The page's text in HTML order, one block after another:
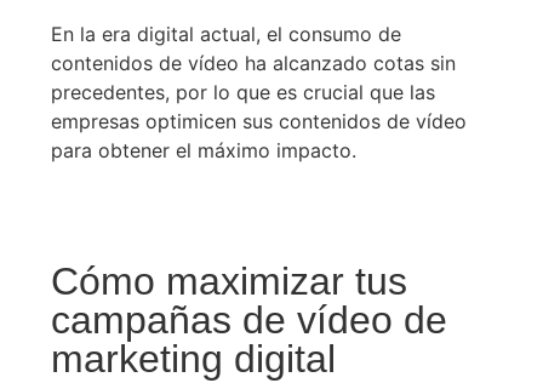
En la era digital actual, el consumo de
contenidos de vídeo ha alcanzado cotas sin
precedentes, por lo que es crucial que las
empresas optimicen sus contenidos de vídeo
para obtener el máximo impacto.
Cómo maximizar tus
campañas de vídeo de
marketing digital